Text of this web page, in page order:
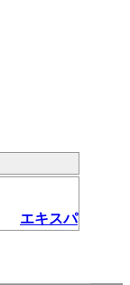
エキスパ